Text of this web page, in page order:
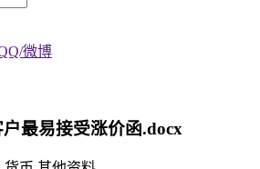
微博
最易接受涨价函.docx